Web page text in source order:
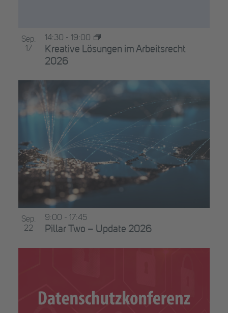
Sep.
17
Kreative Lösungen im Arbeitsrecht
2026
14:30 - 19:00
Sep.
22
Pillar Two – Update 2026
9:00 - 17:45